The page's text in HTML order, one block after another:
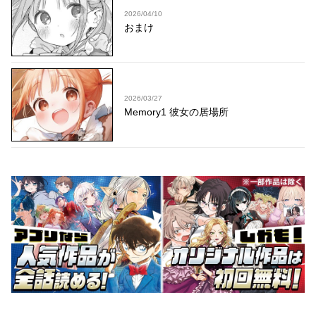
2026/04/10
おまけ
2026/03/27
Memory1 彼女の居場所